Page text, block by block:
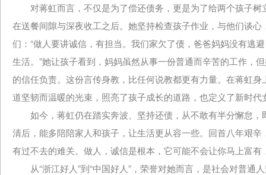
对蒋虹而言，不仅是为了偿还债务，更是为了给两个孩子树
在送餐间隙与深夜收工之后。她坚持检查孩子作业，与他们谈
们：“做人要讲诚信，有担当。我们家欠了债，爸爸妈妈没有逃
生活。”她让孩子看到，妈妈虽然从事一份普通而辛苦的工作，
的信任负责。这份言传身教，比任何说教都更有力量。在蒋虹
道坚韧而温暖的光束，照亮了孩子成长的道路，也定义了新时
如今，蒋虹仍在踏实奔波、坚持还债，从不敢有半分懈怠，
清后，能多陪陪家人和孩子，让生活更从容一些。回首八年艰
有过不去的难关。做人，诚信是根本，它可能不会让你马上富
从“浙江好人”到“中国好人”，荣誉对她而言，是社会对普通